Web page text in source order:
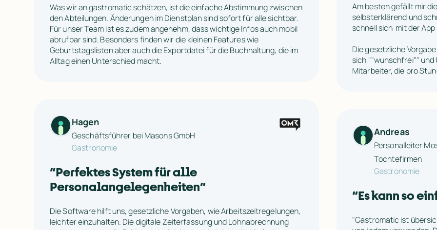
Was wir an gastromatic schätzen, ist die einfache Abstimmung zwischen
den Abteilungen. Änderungen im Dienstplan sind sofort für alle sichtbar.
Für unser Team ist es zudem angenehm, dass wichtige Infos auch mobil
abrufbar sind. Besonders finden wir die kleinen Features wie
Geburtstagslisten aber auch die Exportdatei für die Buchhaltung, die im
Alltag einen Unterschied macht.
Hagen
Geschäftsführer bei Masons GmbH
Gastronomie
“Perfektes System für alle
Personalangelegenheiten”
Die Software hilft uns, gesetzliche Vorgaben, wie Arbeitszeitregelungen,
leichter einzuhalten. Die digitale Zeiterfassung und Lohnabrechnung
Am besten gefällt mir
selbsterklärend und
schnell sich  mit der
Die gesetzliche
sich ""wunschfrei"" und
Mitarbeiter, die pro
Andreas
Personalleiter
Tochtefirmen
Gastronomie
“Es kann so
"Gastromatic ist